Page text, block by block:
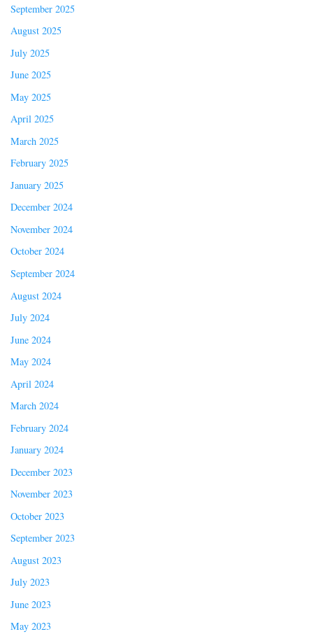
September 2025
August 2025
July 2025
June 2025
May 2025
April 2025
March 2025
February 2025
January 2025
December 2024
November 2024
October 2024
September 2024
August 2024
July 2024
June 2024
May 2024
April 2024
March 2024
February 2024
January 2024
December 2023
November 2023
October 2023
September 2023
August 2023
July 2023
June 2023
May 2023